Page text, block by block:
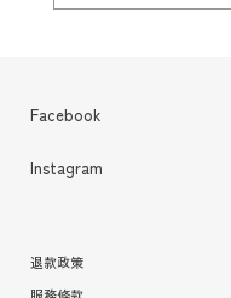
Facebook
Instagram
退款政策